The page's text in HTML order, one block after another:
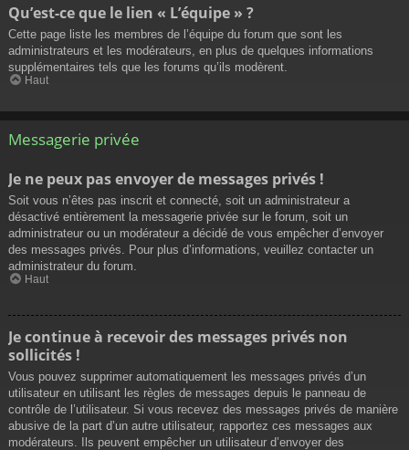
Qu’est-ce que le lien « L’équipe » ?
Cette page liste les membres de l’équipe du forum que sont les
administrateurs et les modérateurs, en plus de quelques informations
supplémentaires tels que les forums qu’ils modèrent.
Haut
Messagerie privée
Je ne peux pas envoyer de messages privés !
Soit vous n’êtes pas inscrit et connecté, soit un administrateur a
désactivé entièrement la messagerie privée sur le forum, soit un
administrateur ou un modérateur a décidé de vous empêcher d’envoyer
des messages privés. Pour plus d’informations, veuillez contacter un
administrateur du forum.
Haut
Je continue à recevoir des messages privés non
sollicités !
Vous pouvez supprimer automatiquement les messages privés d’un
utilisateur en utilisant les règles de messages depuis le panneau de
contrôle de l’utilisateur. Si vous recevez des messages privés de manière
abusive de la part d’un autre utilisateur, rapportez ces messages aux
modérateurs. Ils peuvent empêcher un utilisateur d’envoyer des